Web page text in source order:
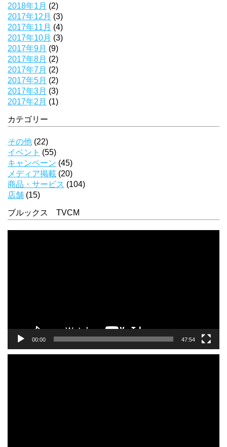
2018年1月 (2)
2017年12月 (3)
2017年11月 (4)
2017年10月 (3)
2017年9月 (9)
2017年8月 (2)
2017年7月 (2)
2017年5月 (2)
2017年3月 (3)
2017年2月 (1)
カテゴリー
その他 (22)
イベント (55)
キャンペーン (45)
メディア掲載 (20)
商品・サービス (104)
店舗 (15)
ブルックス TVCM
00:00 47:54